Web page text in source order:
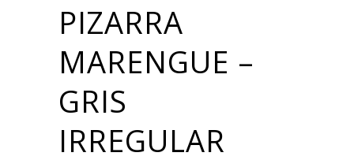
PIZARRA
MARENGUE –
GRIS
IRREGULAR